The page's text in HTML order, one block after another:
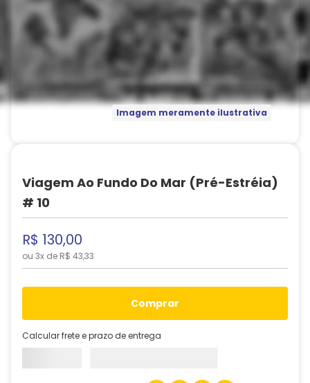
Imagem meramente ilustrativa
Viagem Ao Fundo Do Mar (Pré-Estréia)
# 10
R$ 130,00
ou 3x de R$ 43,33
comprar
Calcular frete e prazo de entrega